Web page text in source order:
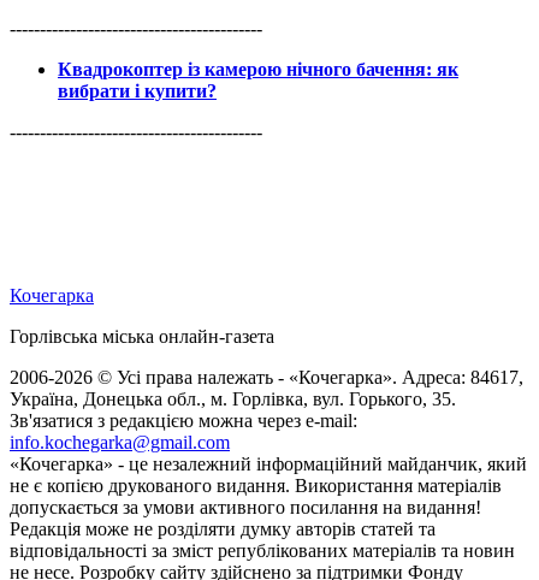
------------------------------------------
Квадрокоптер із камерою нічного бачення: як
вибрати і купити?
------------------------------------------
Кочегарка
Горлівська міська онлайн-газета
2006-2026 © Усі права належать - «Кочегарка». Адреса: 84617,
Україна, Донецька обл., м. Горлівка, вул. Горького, 35.
Зв'язатися з редакцією можна через e-mail:
info.kochegarka@gmail.com
«Кочегарка» - це незалежний інформаційний майданчик, який
не є копією друкованого видання. Використання матеріалів
допускається за умови активного посилання на видання!
Редакція може не розділяти думку авторів статей та
відповідальності за зміст републікованих матеріалів та новин
не несе. Розробку сайту здійснено за підтримки Фонду